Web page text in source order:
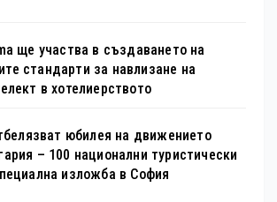
ще участва в създаването на
стандарти за навлизане на
в хотелиерството
юбилея на движението
– 100 национални туристически
изложба в София